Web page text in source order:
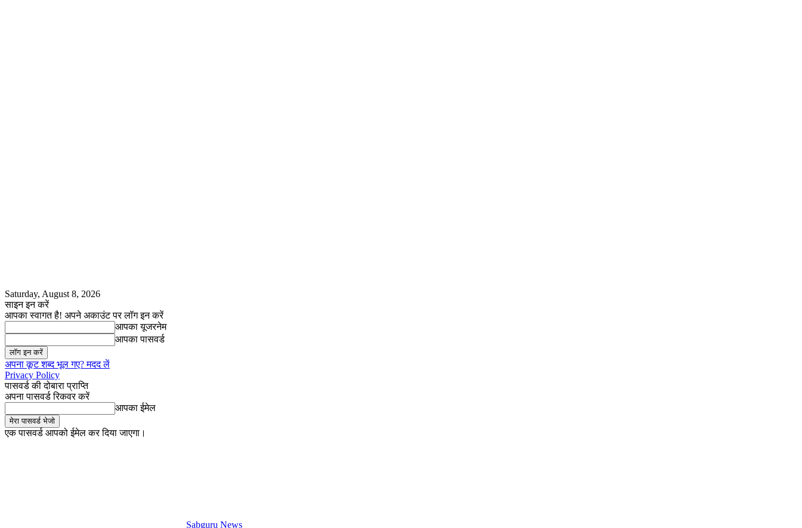
Saturday, August 8, 2026
साइन इन करें
आपका स्वागत है! अपने अकाउंट पर लॉग इन करें
आपका यूजरनेम
आपका पासवर्ड
अपना कूट शब्द भूल गए? मदद लें
Privacy Policy
पासवर्ड की दोबारा प्राप्ति
अपना पासवर्ड रिकवर करें
आपका ईमेल
एक पासवर्ड आपको ईमेल कर दिया जाएगा।
Sabguru News